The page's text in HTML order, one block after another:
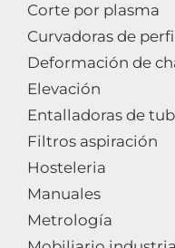
Corte por plasma
Curvadoras de
Deformación de
Elevación
Entalladoras de
Filtros aspiración
Hosteleria
Manuales
Metrología